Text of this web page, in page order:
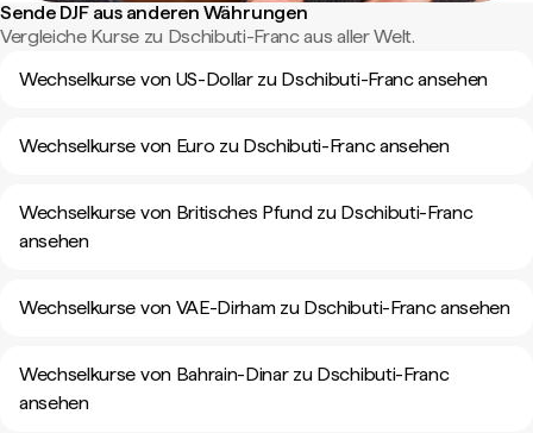
Sende DJF aus anderen Währungen
Vergleiche Kurse zu Dschibuti-Franc aus aller Welt.
Wechselkurse von US-Dollar zu Dschibuti-Franc ansehen
Wechselkurse von Euro zu Dschibuti-Franc ansehen
Wechselkurse von Britisches Pfund zu Dschibuti-Franc
ansehen
Wechselkurse von VAE-Dirham zu Dschibuti-Franc ansehen
Wechselkurse von Bahrain-Dinar zu Dschibuti-Franc
ansehen